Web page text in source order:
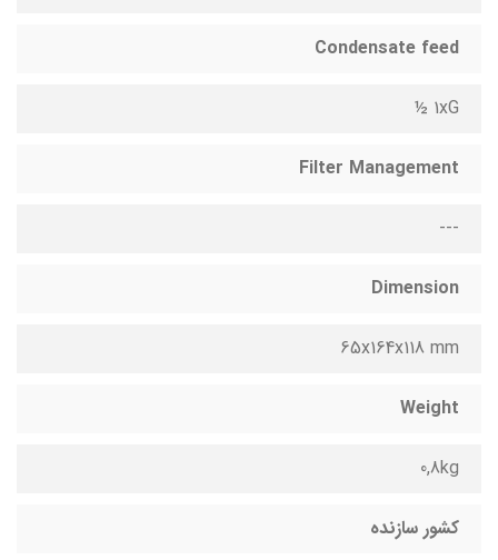
Condensate feed
1xG ½
Filter Management
---
Dimension
65x164x118 mm
Weight
0,8kg
کشور سازنده